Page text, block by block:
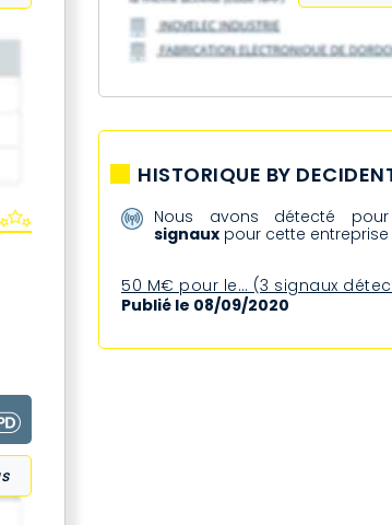
HISTORIQUE BY
Nous avons détecté
signaux pour cette entreprise
50 M€ pour le… (3 signaux
Publié le 08/09/2020